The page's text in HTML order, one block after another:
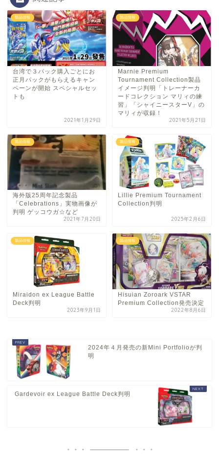
製品情報
台湾で３パック購入ごとにお
正月パックがもらえるキャン
ペーンが開始 スペシャルセッ
トも
2021年1月29日
製品情報
Marnie Premium
Tournament Collection製品
イメージ判明「トレーナーカ
ードコレクション マリィの練
習」「シャイニースターV」の
マリィが収録！
2021年5月21日
製品情報
海外版25周年記念製品
「Celebrations」実物画像が
判明 ゲッコウガ☆など
2021年7月20日
製品情報
Lillie Premium Tournament
Collection判明
2025年2月6日
製品情報
Miraidon ex League Battle
Deck判明
2023年9月1日
製品情報
Hisuian Zoroark VSTAR
Premium Collection発売決定
2022年8月6日
2024年４月発売の新Mini Portfolioが判
明
Gardevoir ex League Battle Deck判明